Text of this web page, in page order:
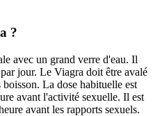
?
avec un grand verre d'eau. Il
jour. Le Viagra doit être avalé
boisson. La dose habituelle est
avant l'activité sexuelle. Il est
avant les rapports sexuels.